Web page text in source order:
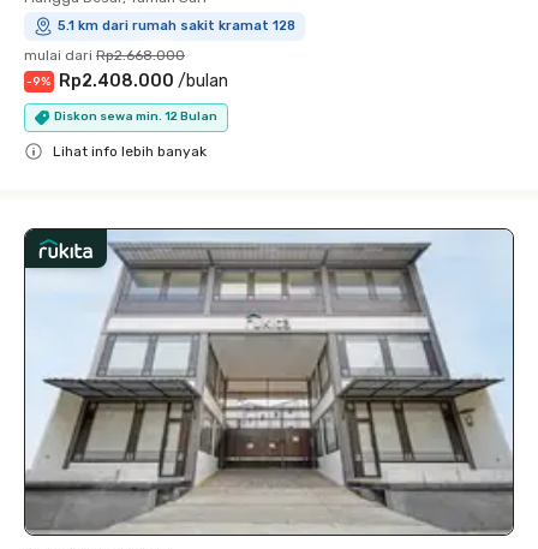
5.1 km dari rumah sakit kramat 128
mulai dari Rp2.668.000
-9% Rp2.408.000 /bulan
Diskon sewa min. 12 Bulan
Lihat info lebih banyak